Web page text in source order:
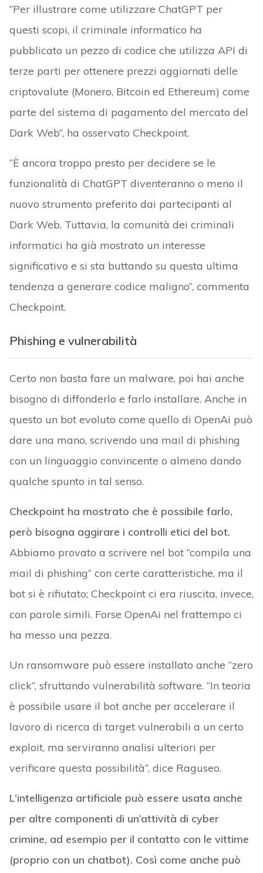
“Per illustrare come utilizzare ChatGPT per
questi scopi, il criminale informatico ha
pubblicato un pezzo di codice che utilizza API di
terze parti per ottenere prezzi aggiornati delle
criptovalute (Monero, Bitcoin ed Ethereum) come
parte del sistema di pagamento del mercato del
Dark Web”, ha osservato Checkpoint.
“È ancora troppo presto per decidere se le
funzionalità di ChatGPT diventeranno o meno il
nuovo strumento preferito dai partecipanti al
Dark Web. Tuttavia, la comunità dei criminali
informatici ha già mostrato un interesse
significativo e si sta buttando su questa ultima
tendenza a generare codice maligno”, commenta
Checkpoint.
Phishing e vulnerabilità
Certo non basta fare un malware, poi hai anche
bisogno di diffonderlo e farlo installare. Anche in
questo un bot evoluto come quello di OpenAi può
dare una mano, scrivendo una mail di phishing
con un linguaggio convincente o almeno dando
qualche spunto in tal senso.
Checkpoint ha mostrato che è possibile farlo,
però bisogna aggirare i controlli etici del bot.
Abbiamo provato a scrivere nel bot “compila una
mail di phishing” con certe caratteristiche, ma il
bot si è rifiutato; Checkpoint ci era riuscita, invece,
con parole simili. Forse OpenAi nel frattempo ci
ha messo una pezza.
Un ransomware può essere installato anche “zero
click”, sfruttando vulnerabilità software. “In teoria
è possibile usare il bot anche per accelerare il
lavoro di ricerca di target vulnerabili a un certo
exploit, ma serviranno analisi ulteriori per
verificare questa possibilità”, dice Raguseo.
L’intelligenza artificiale può essere usata anche
per altre componenti di un’attività di cyber
crimine, ad esempio per il contatto con le vittime
(proprio con un chatbot). Così come anche può